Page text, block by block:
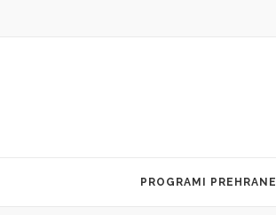
PROGRAMI PREHRANE